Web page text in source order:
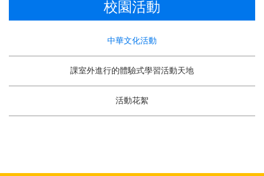
校園活動
中華文化活動
課室外進行的體驗式學習活動天地
活動花絮